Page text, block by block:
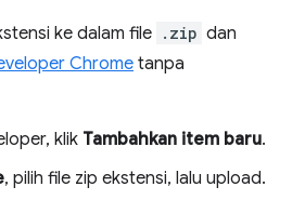
ke dalam file .zip dan
Chrome tanpa
klik Tambahkan item baru.
, pilih file zip ekstensi, lalu upload.